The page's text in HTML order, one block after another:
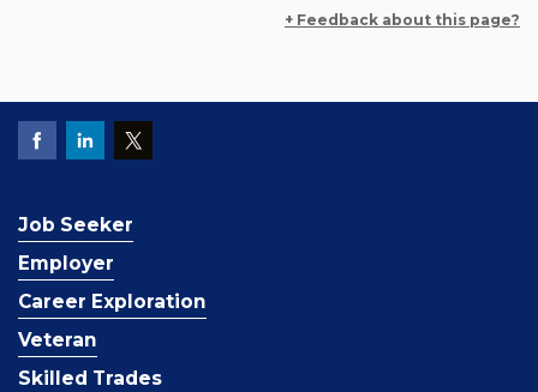
+ Feedback about this page?
Job Seeker
Employer
Career Exploration
Veteran
Skilled Trades